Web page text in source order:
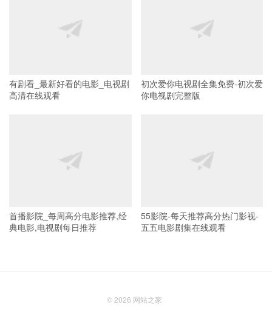
有剧看_最新好看的电影_电视剧
高清在线观看
初次爱你电视剧全集免费-初次爱
你电视剧完整版
首播影院_每周高分电影推荐,经
典电影,电视剧每日推荐
55影院-每天推荐高分热门影视-
五五电影剧集在线观看
© 2026 网站之家